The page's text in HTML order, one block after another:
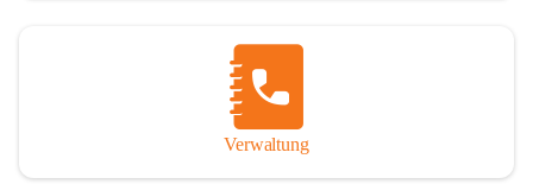
Verwaltung